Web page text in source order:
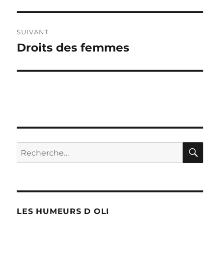
SUIVANT
Publication
Droits des femmes
Recherche
pour :
LES HUMEURS D OLI